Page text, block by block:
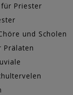
Priester
und Scholen
Prälaten